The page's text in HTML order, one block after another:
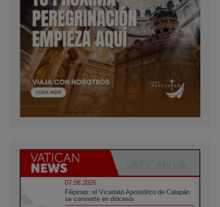
07.08.2026
Filipinas: el Vicariato Apostólico de Calapán
se convierte en diócesis